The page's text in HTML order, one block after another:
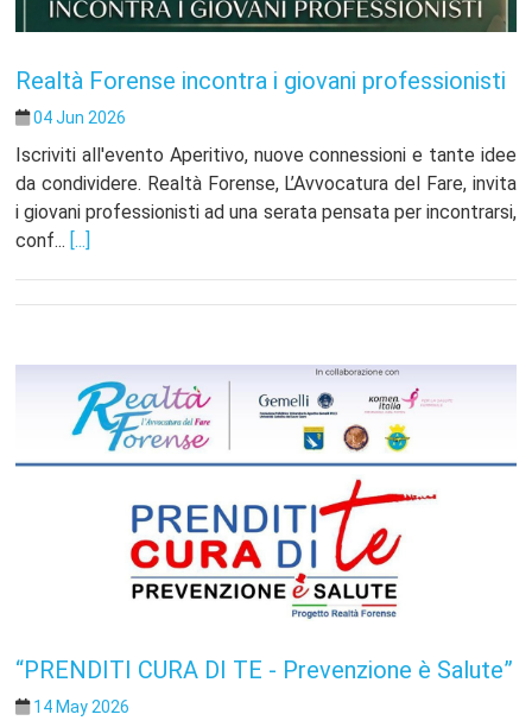
Realtà Forense incontra i giovani professionisti
04 Jun 2026
Iscriviti all'evento Aperitivo, nuove connessioni e tante idee
da condividere. Realtà Forense, L’Avvocatura del Fare, invita
i giovani professionisti ad una serata pensata per incontrarsi,
conf... [...]
“PRENDITI CURA DI TE - Prevenzione è Salute”
14 May 2026